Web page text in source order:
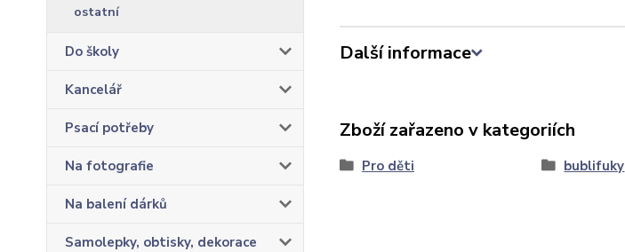
ostatní
Do školy
Kancelář
Psací potřeby
Na fotografie
Na balení dárků
Samolepky, obtisky, dekorace
Další informace
Zboží zařazeno v kategoriích
Pro děti bublifuky